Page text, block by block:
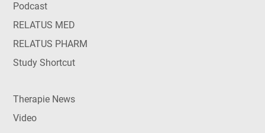
Podcast
RELATUS MED
RELATUS PHARM
Study Shortcut
Therapie News
Video